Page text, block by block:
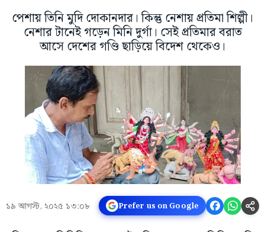
পেশায় তিনি মুদি দোকানদার। কিন্তু নেশায় প্রতিমা শিল্পী।
নেশার টানেই গড়েন মিনি দুর্গা। সেই প্রতিমার বরাত
আসে দেশের গণ্ডি ছাড়িয়ে বিদেশ থেকেও।
১৯ আগস্ট, ২০২৫ ১৩:০৮ Prefer us on Google